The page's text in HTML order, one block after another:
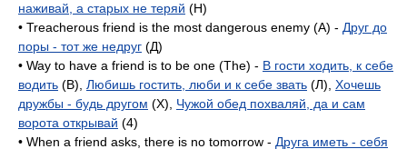
наживай, а старых не теряй (H)
• Treacherous friend is the most dangerous enemy (A) - Друг до
поры - тот же недруг (Д)
• Way to have a friend is to be one (The) - В гости ходить, к себе
водить (B), Любишь гостить, люби и к себе звать (Л), Хочешь
дружбы - будь другом (X), Чужой обед похваляй, да и сам
ворота открывай (4)
• When a friend asks, there is no tomorrow - Друга иметь - себя